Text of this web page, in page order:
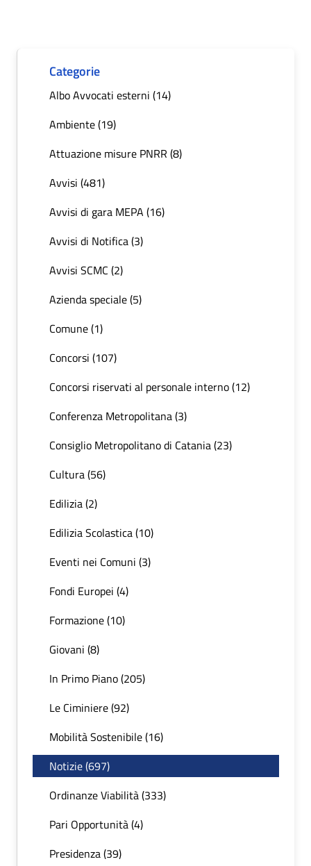
Categorie
Albo Avvocati esterni (14)
Ambiente (19)
Attuazione misure PNRR (8)
Avvisi (481)
Avvisi di gara MEPA (16)
Avvisi di Notifica (3)
Avvisi SCMC (2)
Azienda speciale (5)
Comune (1)
Concorsi (107)
Concorsi riservati al personale interno (12)
Conferenza Metropolitana (3)
Consiglio Metropolitano di Catania (23)
Cultura (56)
Edilizia (2)
Edilizia Scolastica (10)
Eventi nei Comuni (3)
Fondi Europei (4)
Formazione (10)
Giovani (8)
In Primo Piano (205)
Le Ciminiere (92)
Mobilità Sostenibile (16)
Notizie (697)
Ordinanze Viabilità (333)
Pari Opportunità (4)
Presidenza (39)